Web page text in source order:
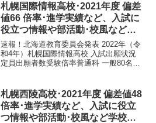
札幌国際情報高校･2021年度 偏差
値66 倍率･進学実績など、入試に
役立つ情報や部活動･校風など学
校の特徴を調査しました。
速報！北海道教育委員会発表 2022年（令
和4年）札幌国際情報高校 入試出願状況
定員出願者数受験倍率普通科 一般80名89
枠40名52名1.3倍...
札幌西陵高校･2021年度 偏差値48
倍率･進学実績など、入試に役立
つ情報や部活動･校風など学校の